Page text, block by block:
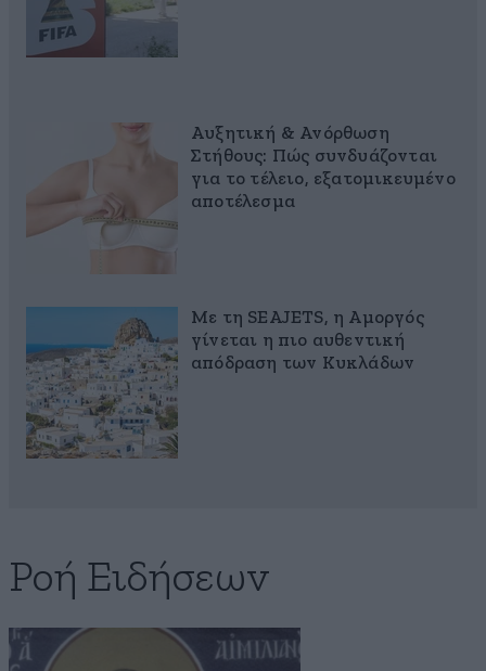
Αυξητική & Ανόρθωση
Στήθους: Πώς συνδυάζονται
για το τέλειο, εξατομικευμένο
αποτέλεσμα
Με τη SEAJETS, η Αμοργός
γίνεται η πιο αυθεντική
απόδραση των Κυκλάδων
Ροή Ειδήσεων